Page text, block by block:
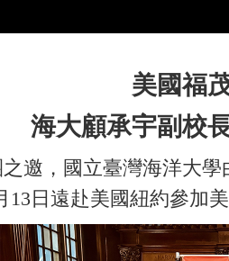
美國福
海大顧承宇副校
邀，國立臺灣海洋大
日遠赴美國紐約參加